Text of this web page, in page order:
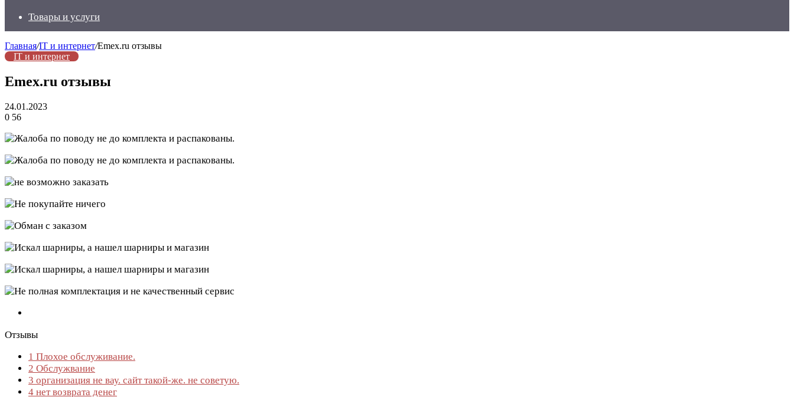
Товары и услуги
Главная/IT и интернет/Emex.ru отзывы
IT и интернет
Emex.ru отзывы
24.01.2023
0 56
Отзывы
1 Плохое обслуживание.
2 Обслужвание
3 организация не вау. сайт такой-же. не советую.
4 нет возврата денег